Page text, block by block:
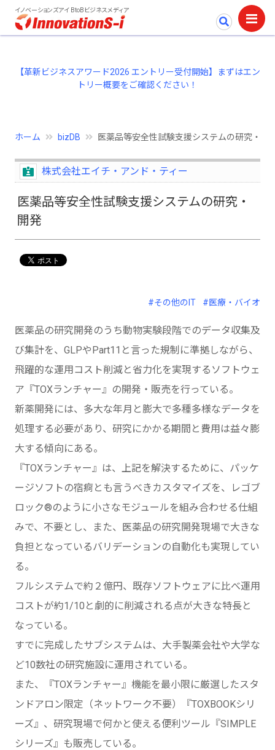
イノベーションズアイ BtoBビジネスメディア
【革新ビジネスアワード2026 エントリー受付開始】まずはエン
トリー概要をご確認ください！
ホーム bizDB 医薬品等安全性試験支援システムの研究・開
株式会社エイチ・アンド・ティー
医薬品等安全性試験支援システムの研究・
開発
#その他のIT #医療・バイオ
医薬品の研究開発のうち動物実験段階でのデータ収集及
び集計を、GLPやPart11と言った規制に準拠しながら、
飛躍的な運用コスト削減と省力化を実現するソフトウェ
ア『TOXランチャー』の開発・販売を行っている。
新薬開発には、多大な年月と膨大で多種多様なデータを
処理する必要があり、研究にかかる期間と費用は益々膨
大する傾向にある。
『TOXランチャー』は、上記を解決するために、パッケ
ージソフトの宿痾とも言うべきカスタマイズを、レゴブ
ロック®のように小さなモジュールを組み合わせる仕組
みで、不要とし、また、医薬品の研究開発現場で大きな
負担となっているバリデーションの自動化も実現してい
る。
フルシステムで約２億円、既存ソフトウェアに比べ運用
コストが約1/10と劇的に削減される点が大きな特長と
なっている。
すでに完成したサブシステムは、大手製薬会社や大学な
ど10数社の研究施設に運用されている。
また、『TOXランチャー』機能を最小限に厳選したスタ
ンドアロン限定（ネットワーク不要）『TOXBOOKシリ
ーズ』、研究現場で何かと使える便利ツール『SIMPLE
シリーズ』も販売している。